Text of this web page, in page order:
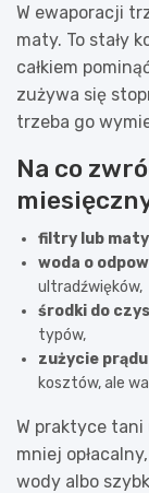
W ewaporacji
maty. To stały
całkiem
zużywa się
trzeba go
Na co
filtry lub maty
woda o
ultradźwięków,
środki do
typów,
zużycie prądu
kosztów, ale
W praktyce tani
mniej
wody albo